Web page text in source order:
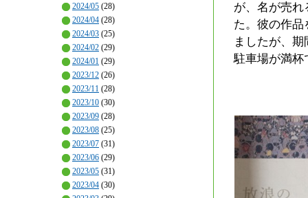
2024/05 (28)
2024/04 (28)
2024/03 (25)
2024/02 (29)
2024/01 (29)
2023/12 (26)
2023/11 (28)
2023/10 (30)
2023/09 (28)
2023/08 (25)
2023/07 (31)
2023/06 (29)
2023/05 (31)
2023/04 (30)
が、名が売
た。彼の作
ましたが、
駐車場が満杯